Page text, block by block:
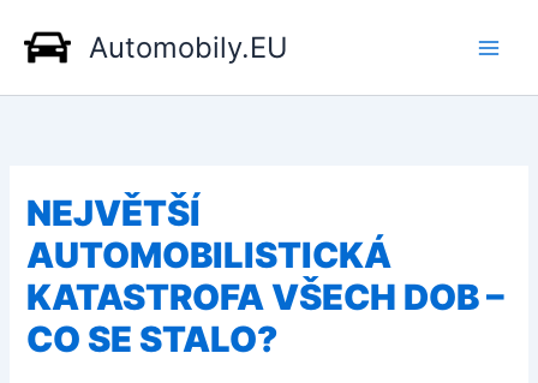
obsah
Automobily.EU
NEJVĚTŠÍ
AUTOMOBILISTICKÁ
KATASTROFA VŠECH DOB –
CO SE STALO?